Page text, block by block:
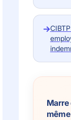
→
Marre